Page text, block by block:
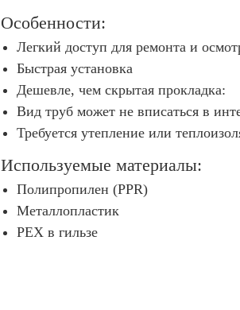
Особенности:
Легкий доступ для ремонта и
Быстрая установка
Дешевле, чем скрытая прокладка:
Вид труб может не вписаться в
Требуется утепление или
Используемые материалы:
Полипропилен (PPR)
Металлопластик
PEX в гильзе